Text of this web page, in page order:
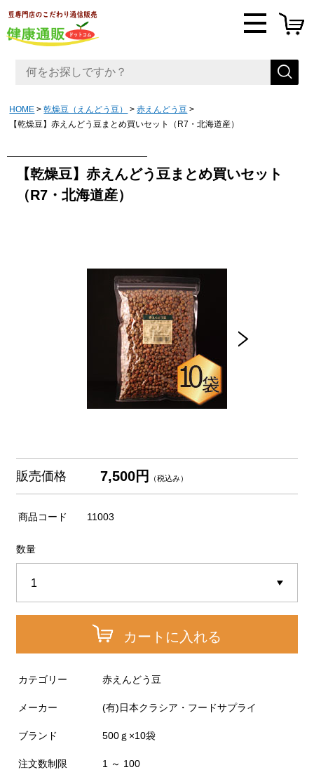
HOME 乾燥豆（えんどう豆）
赤えんどう豆
【乾燥豆】赤えんどう豆まとめ買いセット（R7・北海道産）
【乾燥豆】赤えんどう豆まとめ買いセット
（R7・北海道産）
販売価格 7,500円 （税込み）
商品コード 11003
数量
カートに入れる
カテゴリー 赤えんどう豆
メーカー (有)日本クラシア・フードサプライ
ブランド 500ｇ×10袋
注文数制限 1 ～ 100